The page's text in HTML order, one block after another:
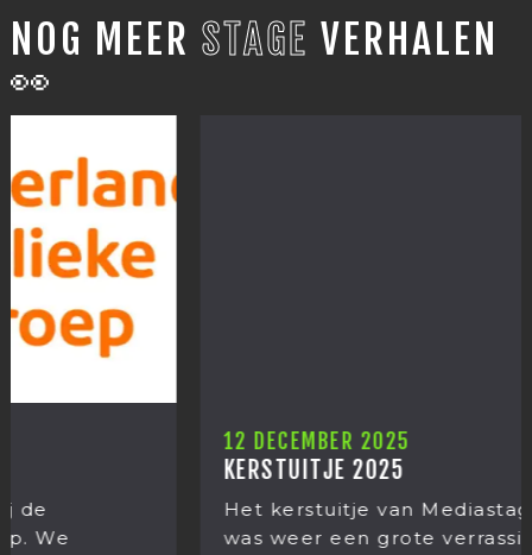
NOG MEER STAGE VERHALEN
👀
Het kerstuitje van Mediastages 2025. Het
was weer een grote verrassing wat we dit